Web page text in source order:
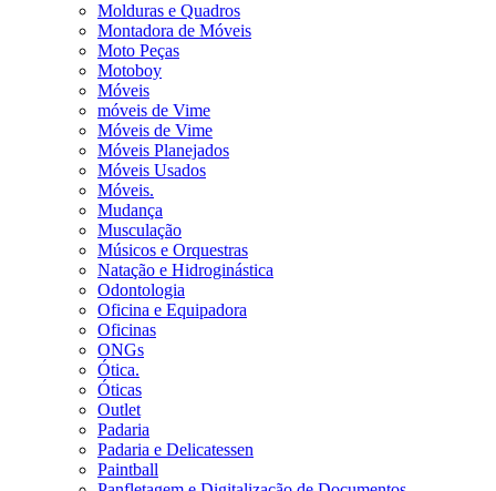
Molduras e Quadros
Montadora de Móveis
Moto Peças
Motoboy
Móveis
móveis de Vime
Móveis de Vime
Móveis Planejados
Móveis Usados
Móveis.
Mudança
Musculação
Músicos e Orquestras
Natação e Hidroginástica
Odontologia
Oficina e Equipadora
Oficinas
ONGs
Ótica.
Óticas
Outlet
Padaria
Padaria e Delicatessen
Paintball